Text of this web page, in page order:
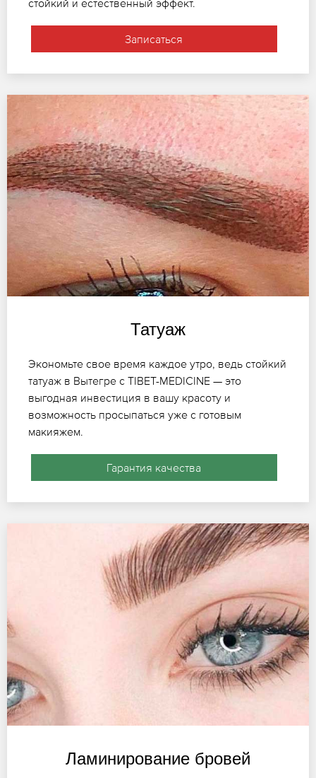
стойкий и естественный эффект.
Записаться
Татуаж
Экономьте свое время каждое утро, ведь стойкий
татуаж в Вытегре с TIBET-MEDICINE — это
выгодная инвестиция в вашу красоту и
возможность просыпаться уже с готовым
макияжем.
Гарантия качества
Ламинирование бровей